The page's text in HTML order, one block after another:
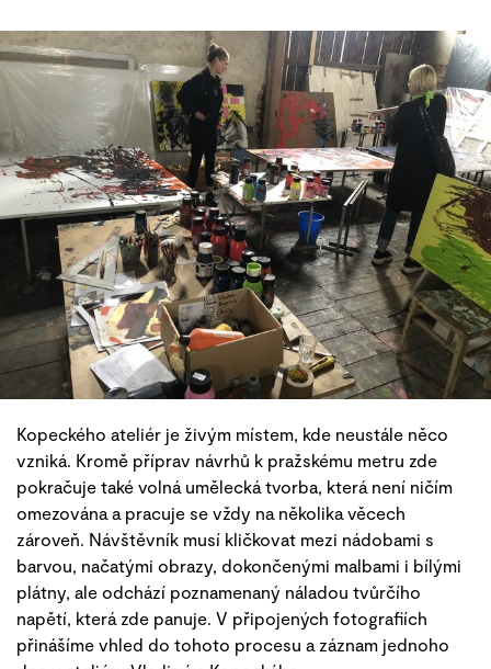
Kopeckého ateliér je živým místem, kde neustále něco
vzniká. Kromě příprav návrhů k pražskému metru zde
pokračuje také volná umělecká tvorba, která není ničím
omezována a pracuje se vždy na několika věcech
zároveň. Návštěvník musí kličkovat mezi nádobami s
barvou, načatými obrazy, dokončenými malbami i bílými
plátny, ale odchází poznamenaný náladou tvůrčího
napětí, která zde panuje. V připojených fotografiích
přinášíme vhled do tohoto procesu a záznam jednoho